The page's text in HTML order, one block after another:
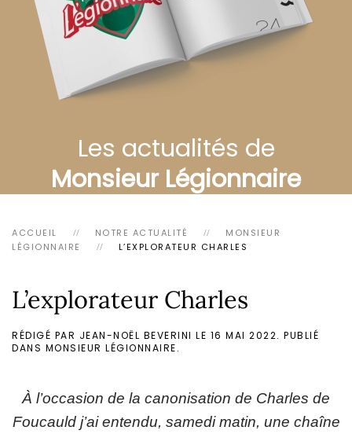
Les actualités de
Monsieur Légionnaire
ACCUEIL NOTRE ACTUALITÉ
MONSIEUR
LÉGIONNAIRE
L’EXPLORATEUR CHARLES
L’explorateur Charles
RÉDIGÉ PAR JEAN-NOËL BEVERINI LE 16 MAI 2022. PUBLIÉ
DANS MONSIEUR LÉGIONNAIRE.
À l’occasion de la canonisation de Charles de
Foucauld j’ai entendu, samedi matin, une chaîne